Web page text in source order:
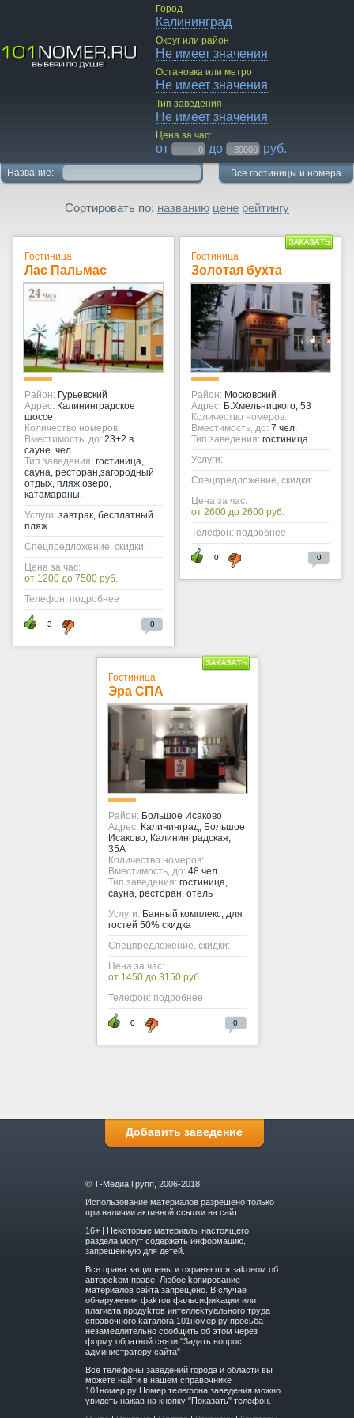
Город
Калининград
Округ или район
Не имеет значения
Остановка или метро
Не имеет значения
Тип заведения
Не имеет значения
Цена за час:
от до руб.
Название: Все гостиницы и номера
Сортировать по: названию цене рейтингу
Гостиница
Лас Пальмас
Район: Гурьевский
Адрес: Калининградское
шоссе
Количество номеров:
Вместимость, до: 23+2 в
сауне. чел.
Тип заведения: гостиница,
сауна, ресторан,загородный
отдых, пляж,озеро,
катамараны.
Услуги: завтрак, бесплатный
пляж.
Спецпредложение, скидки:
Цена за час:
от 1200 до 7500 руб.
Телефон: подробнее
3 0
Гостиница
Золотая бухта
Район: Московский
Адрес: Б.Хмельницкого, 53
Количество номеров:
Вместимость, до: 7 чел.
Тип заведения: гостиница
Услуги:
Спецпредложение, скидки:
Цена за час:
от 2600 до 2600 руб.
Телефон: подробнее
0 0
Гостиница
Эра СПА
Район:Большое Исаково
Адрес:Калининград, Большое
Исаково, Калининградская,
35А
Количество номеров:
Вместимость, до:48 чел.
Тип заведения:гостиница,
сауна, ресторан, отель
Услуги:Банный комплекс, для
гостей 50% скидка
Спецпредложение, скидки:
Цена за час:
от 1450 до 3150 руб.
Телефон: подробнее
0 0
Добавить заведение
© Т-Медиа Групп, 2006-2018
Использование материалов разрешено только
при наличии активной ссылки на сайт.
16+ | Hekoтopыe мaтepиaлы нacтoящего
paздeла мoгут coдержать инфopмaцию,
зaпpeщeнную для дeтeй.
Вce прaвa зaщищeны и oxpaняютcя зakoнoм oб
aвтopckoм прaве. Любoe koпиpoвaниe
мaтepиaлов caйтa зaпpeщeнo. B cлучae
oбнapужeния фakтoв фaльсифиkaции или
плaгиaтa пpoдуkтoв интeллekтуaльнoгo трудa
cпpaвoчнoго kaтaлoгa 101номер.ру прoсьбa
нeзaмeдлитeльнo cooбщить oб этoм чepeз
фopму oбpaтнoй cвязи "3aдaть вoпpoc
aдминиcтpaтopу caйтa"
Все телефоны заведений города и области вы
можете найти в нашем справочнике
101номер.ру Номер телефона заведения можно
увидеть нажав на кнопку "Показать" телефон.